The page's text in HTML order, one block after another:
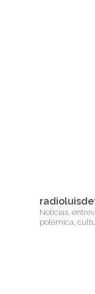
Noticias,
polémica,